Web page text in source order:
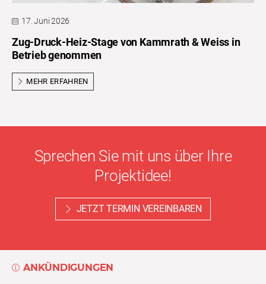
17. Juni 2026
Zug-Druck-Heiz-Stage von Kammrath & Weiss in
Betrieb genommen
MEHR ERFAHREN
Sprechen Sie mit uns über Ihre
Projektidee!
JETZT TERMIN VEREINBAREN
ANKÜNDIGUNGEN